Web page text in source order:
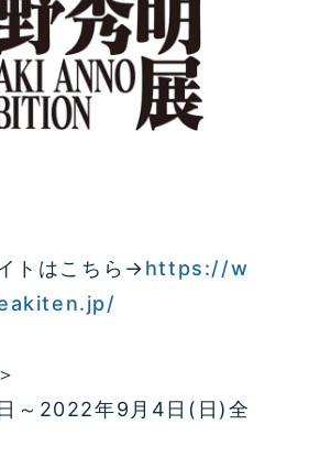
トはこちら→https://w
～2022年9月4日(日)全